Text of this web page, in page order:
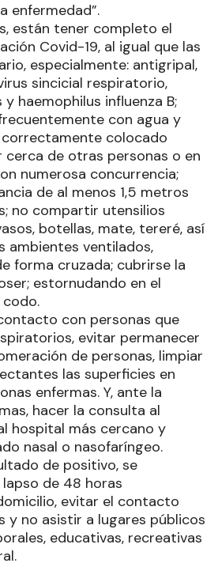
enfermedad”.
están tener completo el
Covid-19, al igual que las
especialmente: antigripal,
sincicial respiratorio,
haemophilus influenza B;
con agua y
colocado
cerca de otras personas o en
numerosa concurrencia;
de al menos 1,5 metros
no compartir utensilios
botellas, mate, tereré, así
ambientes ventilados,
forma cruzada; cubrirse la
estornudando en el
con personas que
evitar permanecer
de personas, limpiar
las superficies en
enfermas. Y, ante la
hacer la consulta al
hospital más cercano y
nasal o nasofaríngeo.
de positivo, se
de 48 horas
evitar el contacto
y no asistir a lugares públicos
educativas, recreativas